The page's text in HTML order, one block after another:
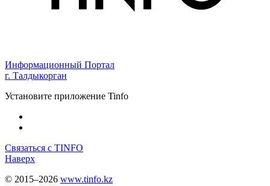
Информационный Портал
г. Талдыкорган
Установите приложение Tinfo
Связаться с TINFO
Наверх
© 2015–2026 www.tinfo.kz